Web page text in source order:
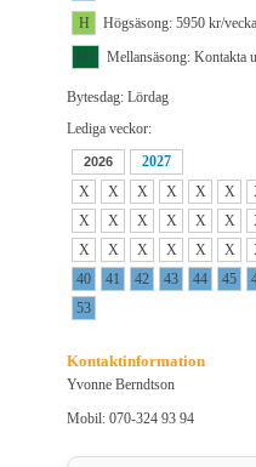
H
Högsäsong: 5950 kr/vecka
M1
Mellansäsong: Kontakta
Bytesdag: Lördag
Lediga veckor:
2026
2027
X
X X X X X
X
X X X X X
X
X X X X X
40
41 42 43 44 45
53
Kontaktinformation
Yvonne Berndtson
Mobil: 070-324 93 94